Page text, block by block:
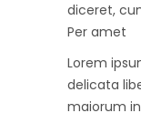
diceret,
Per amet
Lorem
delicata
maiorum